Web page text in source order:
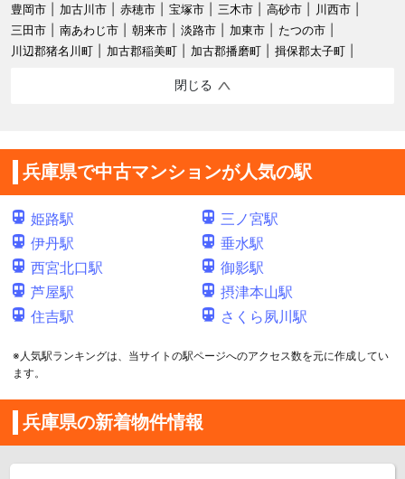
豊岡市
加古川市 赤穂市 宝塚市 三木市 高砂市
川西市
三田市
南あわじ市 朝来市 淡路市 加東市
たつの市
川辺郡猪名川町
加古郡稲美町 加古郡播磨町 揖保郡太子町
閉じる
兵庫県で中古マンションが人気の駅
姫路駅
伊丹駅
西宮北口駅
芦屋駅
住吉駅
三ノ宮駅
垂水駅
御影駅
摂津本山駅
さくら夙川駅
※人気駅ランキングは、当サイトの駅ページへのアクセス数を元に作成してい
ます。
兵庫県の新着物件情報